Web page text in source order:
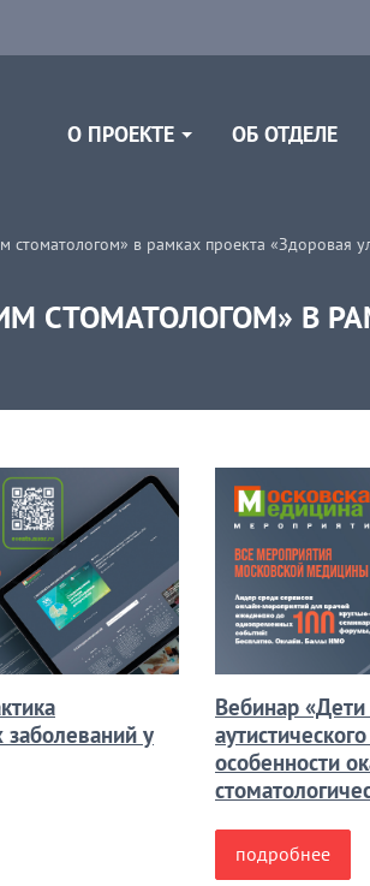
О ПРОЕКТЕ ОБ ОТДЕЛЕ
стоматологом» в рамках проекта «Здоровая
СТОМАТОЛОГОМ» В
заболеваний у
Вебинар «Дети
особенности
подробнее